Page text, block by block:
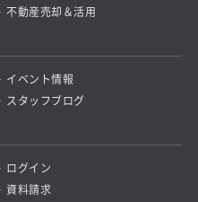
不動産売却＆活用
イベント情報
スタッフブログ
ログイン
資料請求